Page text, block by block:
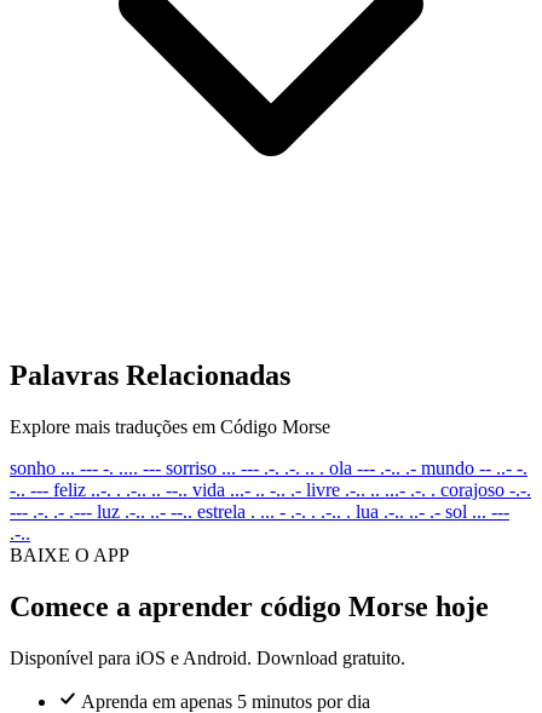
Palavras Relacionadas
Explore mais traduções em Código Morse
sonho ... --- -. .... --- sorriso ... --- .-. .-. .. . ola --- .-.. .- mundo -- ..- -.
-.. --- feliz ..-. . .-.. .. --.. vida ...- .. -.. .- livre .-.. .. ...- .-. . corajoso -.-.
--- .-. .- .--- luz .-.. ..- --.. estrela . ... - .-. . .-.. . lua .-.. ..- .- sol ... ---
.-..
BAIXE O APP
Comece a aprender código Morse hoje
Disponível para iOS e Android. Download gratuito.
Aprenda em apenas 5 minutos por dia